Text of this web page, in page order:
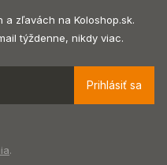
zľavách na Koloshop.sk.
týždenne, nikdy viac.
Prihlásiť sa
.